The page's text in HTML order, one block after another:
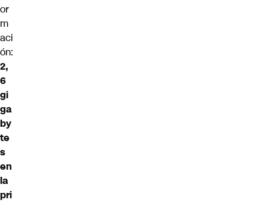
or
m
aci
ón:
2,
6
gi
ga
by
te
s
en
la
pri